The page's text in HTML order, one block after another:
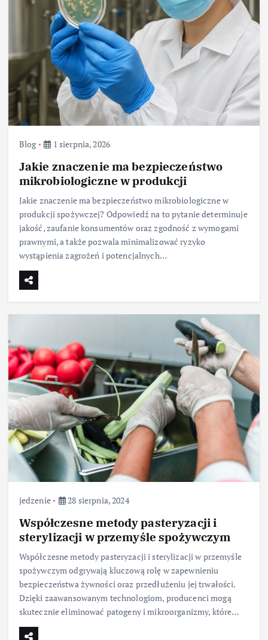
Blog 1 sierpnia, 2026
Jakie znaczenie ma bezpieczeństwo
mikrobiologiczne w produkcji
Jakie znaczenie ma bezpieczeństwo mikrobiologiczne w
produkcji spożywczej? Odpowiedź na to pytanie determinuje
jakość, zaufanie konsumentów oraz zgodność z wymogami
prawnymi, a także pozwala minimalizować ryzyko
wystąpienia zagrożeń i potencjalnych…
jedzenie 28 sierpnia, 2024
Współczesne metody pasteryzacji i
sterylizacji w przemyśle spożywczym
Współczesne metody pasteryzacji i sterylizacji w przemyśle
spożywczym odgrywają kluczową rolę w zapewnieniu
bezpieczeństwa żywności oraz przedłużeniu jej trwałości.
Dzięki zaawansowanym technologiom, producenci mogą
skutecznie eliminować patogeny i mikroorganizmy, które…